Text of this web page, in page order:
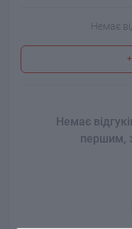
Немає
Немає
першим,